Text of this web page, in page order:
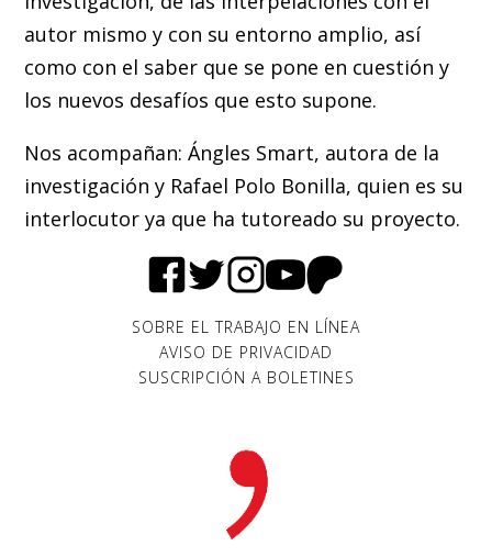
autor mismo y con su entorno amplio, así
como con el saber que se pone en cuestión y
los nuevos desafíos que esto supone.
Nos acompañan: Ángles Smart, autora de la
investigación y Rafael Polo Bonilla, quien es su
interlocutor ya que ha tutoreado su proyecto.
SOBRE EL TRABAJO EN LÍNEA
AVISO DE PRIVACIDAD
SUSCRIPCIÓN A BOLETINES